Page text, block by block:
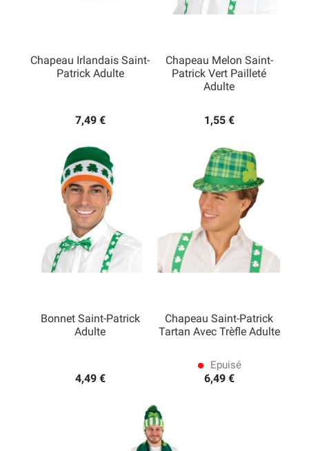
(1 avis)
Chapeau Irlandais Saint-
Patrick Adulte
7,49 €
Chapeau Melon Saint-
Patrick Vert Pailleté
Adulte
1,55 €
Bonnet Saint-Patrick
Adulte
4,49 €
Chapeau Saint-Patrick
Tartan Avec Trèfle Adulte
lens Epuisé
6,49 €